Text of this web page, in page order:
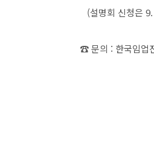
(설명회 신청은
☎ 문의 : 한국임업